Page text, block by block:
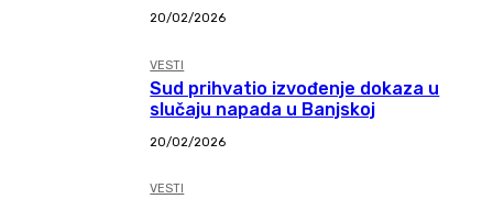
20/02/2026
VESTI
Sud prihvatio izvođenje dokaza u
slučaju napada u Banjskoj
20/02/2026
VESTI